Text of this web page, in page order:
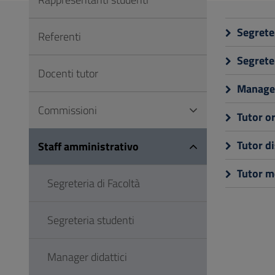
Footer
Tutor
Tutor
Tutor
Referenti
Docenti tutor
Commissioni
Staff amministrativo
Segreteria di Facoltà
Segreteria studenti
Manager didattici